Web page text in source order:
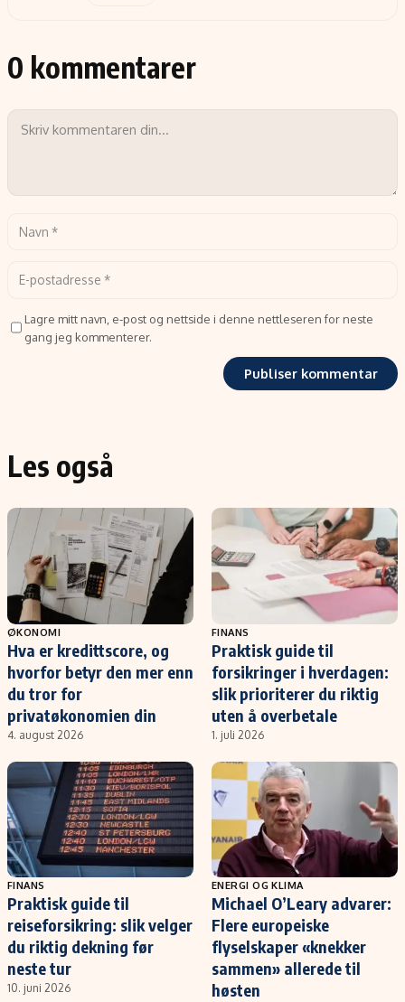
0 kommentarer
Lagre mitt navn, e-post og nettside i denne nettleseren for neste
gang jeg kommenterer.
Les også
ØKONOMI
Hva er kredittscore, og
hvorfor betyr den mer enn
du tror for
privatøkonomien din
4. august 2026
FINANS
Praktisk guide til
forsikringer i hverdagen:
slik prioriterer du riktig
uten å overbetale
1. juli 2026
FINANS
Praktisk guide til
reiseforsikring: slik velger
du riktig dekning før
neste tur
10. juni 2026
ENERGI OG KLIMA
Michael O’Leary advarer:
Flere europeiske
flyselskaper «knekker
sammen» allerede til
høsten